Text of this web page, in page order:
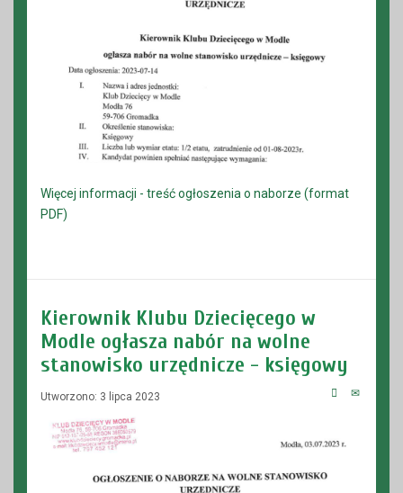
Więcej informacji - treść ogłoszenia o naborze (format
PDF)
Kierownik Klubu Dziecięcego w
Modle ogłasza nabór na wolne
stanowisko urzędnicze - księgowy
Utworzono: 3 lipca 2023